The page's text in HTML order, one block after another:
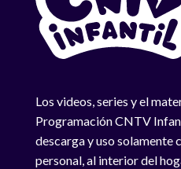
Los videos, series y el
Programación CNTV
descarga y uso solamente
personal, al interior del